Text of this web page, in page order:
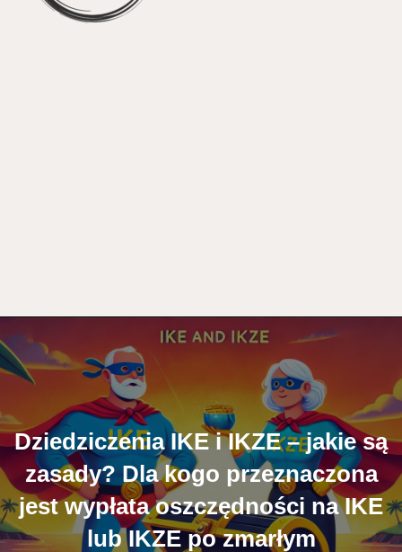
Dziedziczenia IKE i IKZE – jakie są
zasady? Dla kogo przeznaczona
jest wypłata oszczędności na IKE
lub IKZE po zmarłym